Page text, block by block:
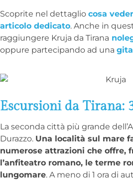
Scoprite nel dettaglio cosa
articolo dedicato. Anche in
raggiungere Kruja da Tirana
oppure partecipando ad una
Escursioni da Tirana:
La seconda città più grande
Durazzo. Una località sul mare
numerose attrazioni che offre,
l’anfiteatro romano, le terme
lungomare. A meno di 1 ora di